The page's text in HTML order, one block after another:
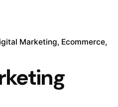
Marketing Ecommerce